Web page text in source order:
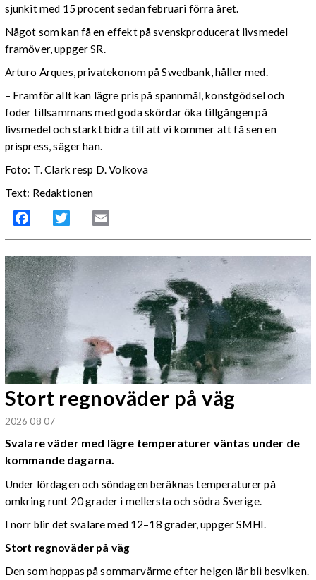
sjunkit med 15 procent sedan februari förra året.
Något som kan få en effekt på svenskproducerat livsmedel
framöver, uppger SR.
Arturo Arques, privatekonom på Swedbank, håller med.
– Framför allt kan lägre pris på spannmål, konstgödsel och
foder tillsammans med goda skördar öka tillgången på
livsmedel och starkt bidra till att vi kommer att få sen en
prispress, säger han.
Foto: T. Clark resp D. Volkova
Text: Redaktionen
Facebook Twitter
Stort regnoväder på väg
2026 08 07
Svalare väder med lägre temperaturer väntas under de
kommande dagarna.
Under lördagen och söndagen beräknas temperaturer på
omkring runt 20 grader i mellersta och södra Sverige.
I norr blir det svalare med 12–18 grader, uppger SMHI.
Stort regnoväder på väg
Den som hoppas på sommarvärme efter helgen lär bli besviken.